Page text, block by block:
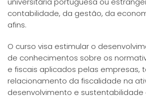
contabilidade, da gestão, da
afins.
O curso visa estimular o
de conhecimentos sobre os
e fiscais aplicados pelas empresas,
relacionamento da fiscalidade na
desenvolvimento e sustentabilidade